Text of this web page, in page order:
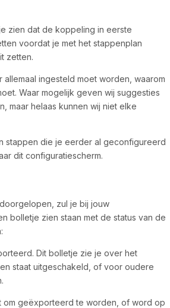
zien dat de koppeling in eerste
voordat je met het stappenplan
zetten.
ingesteld moet worden, waarom
Waar mogelijk geven wij suggesties
maar helaas kunnen wij niet elke
stappen die je eerder al geconfigureerd
dit configuratiescherm.
zul je bij jouw
bolletje zien staan met de status van de
Dit bolletje zie je over het
staat uitgeschakeld, of voor oudere
om geëxporteerd te worden, of word op